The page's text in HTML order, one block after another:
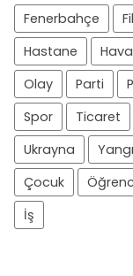
Fenerbahçe
Hastane
Hava
Olay
Parti
Spor
Ticaret
Ukrayna
Çocuk
İş